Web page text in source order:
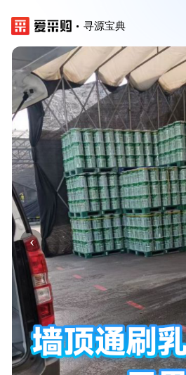
寻源宝典
‹